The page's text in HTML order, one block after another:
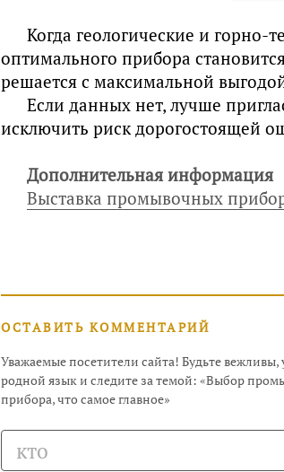
Когда геологические и горно-
оптимального прибора
решается с максимальной
Если данных нет, лучше
исключить риск дорогостоящей
Дополнительная информация
Выставка промывочных
ОСТАВИТЬ КОММЕНТАРИЙ
Уважаемые посетители сайта! Будьте вежливы,
родной язык и следите за темой: «Выбор
прибора, что самое главное»